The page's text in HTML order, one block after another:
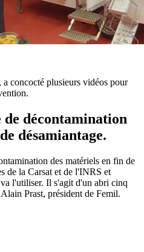
concocté plusieurs vidéos pour
décontamination
désamiantage.
des matériels en fin de
de la Carsat et de l'INRS et
l'utiliser. Il s'agit d'un abri cinq
Prast, président de Femil.